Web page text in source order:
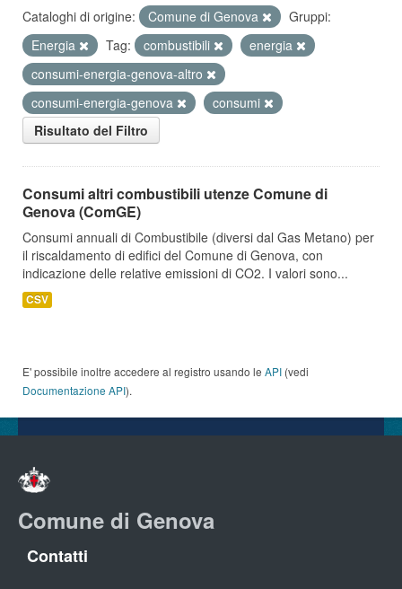
Cataloghi di origine:
Comune di Genova
Gruppi:
Energia
Tag: combustibili
energia
consumi-energia-genova-altro
consumi-energia-genova
consumi
Risultato del Filtro
Consumi altri combustibili utenze Comune di
Genova (ComGE)
Consumi annuali di Combustibile (diversi dal Gas Metano) per
il riscaldamento di edifici del Comune di Genova, con
indicazione delle relative emissioni di CO2. I valori sono...
CSV
E' possibile inoltre accedere al registro usando le API (vedi
Documentazione API).
Comune di Genova
Contatti